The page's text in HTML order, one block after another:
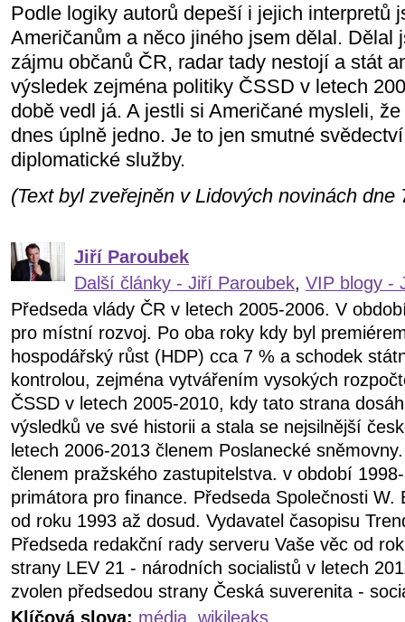
Podle logiky autorů depeší i jejich interpretů
Američanům a něco jiného jsem dělal. Dělal
zájmu občanů ČR, radar tady nestojí a stát
výsledek zejména politiky ČSSD v letech
době vedl já. A jestli si Američané mysleli,
dnes úplně jedno. Je to jen smutné
diplomatické služby.
(Text byl zveřejněn v Lidových novinách dne
Jiří Paroubek
Další články - Jiří Paroubek, VIP blogy -
Předseda vlády ČR v letech 2005-2006. V
pro místní rozvoj. Po oba roky kdy byl
hospodářský růst (HDP) cca 7 % a schodek
kontrolou, zejména vytvářením vysokých
ČSSD v letech 2005-2010, kdy tato strana
výsledků ve své historii a stala se nejsilnější
letech 2006-2013 členem Poslanecké
členem pražského zastupitelstva. v období
primátora pro finance. Předseda Společnosti W.
od roku 1993 až dosud. Vydavatel časopisu
Předseda redakční rady serveru Vaše věc od
strany LEV 21 - národních socialistů v letech
zvolen předsedou strany Česká suverenita -
Klíčová slova: média wikileaks